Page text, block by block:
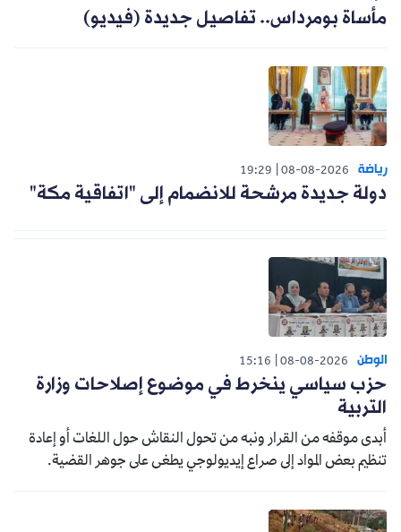
مأساة بومرداس.. تفاصيل جديدة (فيديو)
رياضة 08-08-2026
19:29
دولة جديدة مرشحة للانضمام إلى "اتفاقية مكة"
الوطن 08-08-2026
15:16
حزب سياسي ينخرط في موضوع إصلاحات وزارة
التربية
أبدى موقفه من القرار ونبه من تحول النقاش حول اللغات أو إعادة
تنظيم بعض المواد إلى صراع إيديولوجي يطغى على جوهر القضية.